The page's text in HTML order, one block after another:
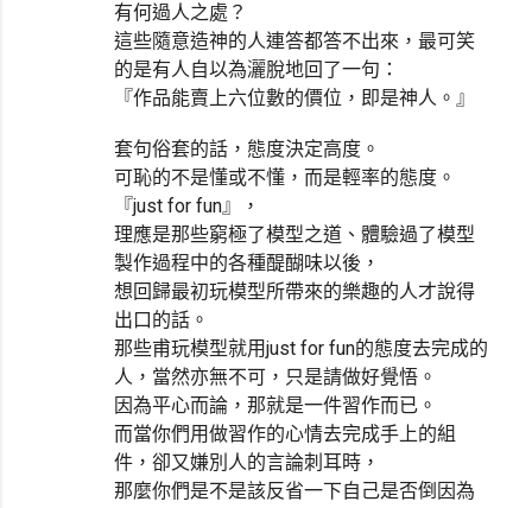
有何過人之處？
這些隨意造神的人連答都答不出來，最可笑
的是有人自以為灑脫地回了一句：
『作品能賣上六位數的價位，即是神人。』
套句俗套的話，態度決定高度。
可恥的不是懂或不懂，而是輕率的態度。
『just for fun』，
理應是那些窮極了模型之道、體驗過了模型
製作過程中的各種醍醐味以後，
想回歸最初玩模型所帶來的樂趣的人才說得
出口的話。
那些甫玩模型就用just for fun的態度去完成的
人，當然亦無不可，只是請做好覺悟。
因為平心而論，那就是一件習作而已。
而當你們用做習作的心情去完成手上的組
件，卻又嫌別人的言論刺耳時，
那麼你們是不是該反省一下自己是否倒因為